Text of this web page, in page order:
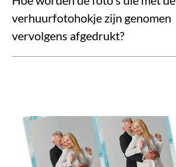
verhuurfotohokje zijn genomen
vervolgens afgedrukt?